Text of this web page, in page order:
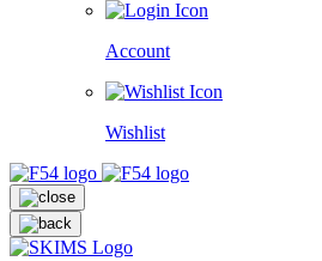
Account
Wishlist